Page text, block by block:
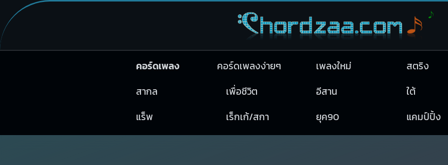
คอร์ดเพลง คอร์ดเพลงง่ายๆ เพลงใหม่
สตริง
สากล
เพื่อชีวิต อีสาน
ใต้
แร็พ
เร็กเก้/สกา ยุค90 แคมป์ปิ้ง